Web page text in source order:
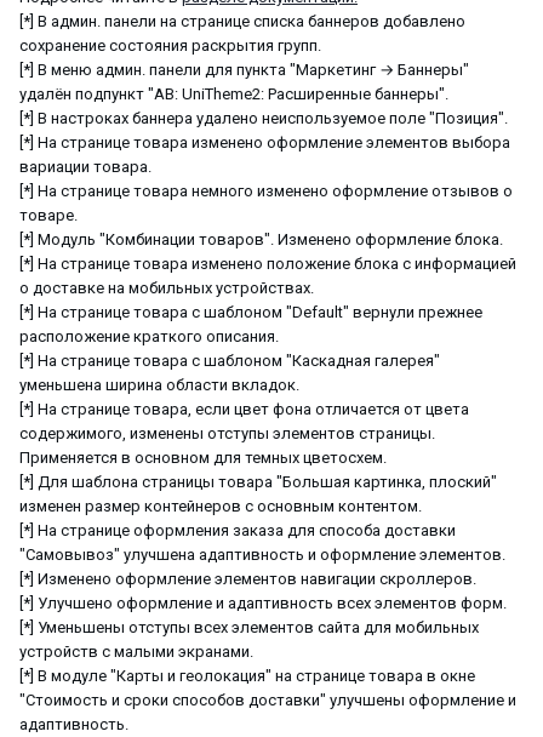
[*] В админ. панели на странице списка баннеров добавлено
сохранение состояния раскрытия групп.
[*] В меню админ. панели для пункта "Маркетинг → Баннеры"
удалён подпункт "AB: UniTheme2: Расширенные баннеры".
[*] В настроках баннера удалено неиспользуемое поле "Позиция".
[*] На странице товара изменено оформление элементов выбора
вариации товара.
[*] На странице товара немного изменено оформление отзывов о
товаре.
[*] Модуль "Комбинации товаров". Изменено оформление блока.
[*] На странице товара изменено положение блока с информацией
о доставке на мобильных устройствах.
[*] На странице товара с шаблоном "Default" вернули прежнее
расположение краткого описания.
[*] На странице товара с шаблоном "Каскадная галерея"
уменьшена ширина области вкладок.
[*] На странице товара, если цвет фона отличается от цвета
содержимого, изменены отступы элементов страницы.
Применяется в основном для темных цветосхем.
[*] Для шаблона страницы товара "Большая картинка, плоский"
изменен размер контейнеров с основным контентом.
[*] На странице оформления заказа для способа доставки
"Самовывоз" улучшена адаптивность и оформление элементов.
[*] Изменено оформление элементов навигации скроллеров.
[*] Улучшено оформление и адаптивность всех элементов форм.
[*] Уменьшены отступы всех элементов сайта для мобильных
устройств с малыми экранами.
[*] В модуле "Карты и геолокация" на странице товара в окне
"Стоимость и сроки способов доставки" улучшены оформление и
адаптивность.